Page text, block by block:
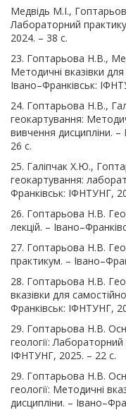
Медвідь М.І.,
Лабораторний
2024. – 38 с.
23. Гоптарьова Н.В.,
Методичні вказівки
Івано–Франківськ:
24. Гоптарьова Н.В.,
геокартування:
вивчення дисципліни.
26 с.
25. Галіпчак Х.Ю.,
геокартування:
Франківськ: ІФНТУНГ,
26. Гоптарьова Н.В.
лекцій. –
27. Гоптарьова Н.В.
практикум. –
28. Гоптарьова Н.В.
вказівки для
Франківськ: ІФНТУНГ,
29. Гоптарьова Н.В.
геології:
ІФНТУНГ, 2025. – 22 с.
29. Гоптарьова Н.В.
геології: Методичні
дисципліни. –